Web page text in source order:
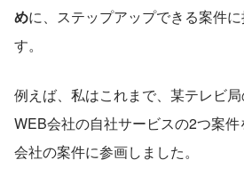
めに、ステップアップできる案件
す。
例えば、私はこれまで、某テレビ
WEB会社の自社サービスの2つ案
会社の案件に参画しました。